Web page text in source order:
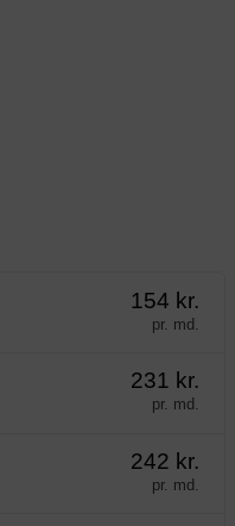
154 kr.
pr. md.
231 kr.
pr. md.
242 kr.
pr. md.